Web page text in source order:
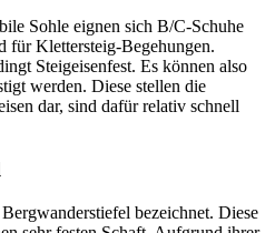
Sohle eignen sich B/C-Schuhe
für Klettersteig-Begehungen.
Steigeisenfest. Es können also
werden. Diese stellen die
dar, sind dafür relativ schnell
bezeichnet. Diese